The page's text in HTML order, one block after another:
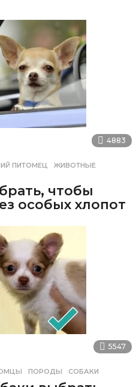
4883
ПИТОМЕЦ ,ЖИВОТНЫЕ
чтобы
особых хлопот
5547
,ПОРОДЫ ,СОБАКИ